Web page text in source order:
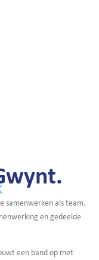
samenwerken als team.
en gedeelde
een band op met